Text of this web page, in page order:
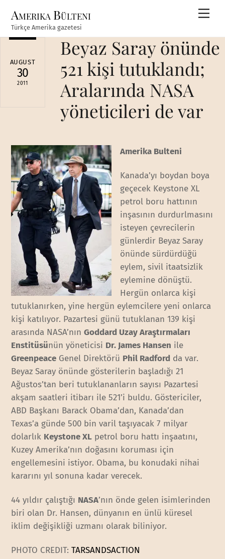
content
Amerika Bülteni
Türkçe Amerika gazetesi
AUGUST
30
2011
Beyaz Saray önünde
521 kişi tutuklandı;
Aralarında NASA
yöneticileri de var
Amerika Bulteni
Kanada’yı boydan boya
geçecek Keystone XL
petrol boru hattının
inşasının durdurlmasını
isteyen çevrecilerin
günlerdir Beyaz Saray
önünde sürdürdüğü
eylem, sivil itaatsizlik
eylemine dönüştü.
Hergün onlarca kişi
tutuklanırken, yine hergün eylemcilere yeni onlarca
kişi katılıyor. Pazartesi günü tutuklanan 139 kişi
arasında NASA’nınGoddard Uzay Araştırmaları
Enstitüsünün yöneticisi Dr. James Hansen ile
Greenpeace Genel Direktörü Phil Radford da var.
Beyaz Saray önünde gösterilerin başladığı 21
Ağustos’tan beri tutuklananların sayısı Pazartesi
akşam saatleri itibarı ile 521’i buldu. Göstericiler,
ABD Başkanı Barack Obama’dan, Kanada’dan
Texas’a günde 500 bin varil taşıyacak 7 milyar
dolarlık Keystone XL petrol boru hattı inşaatını,
Kuzey Amerika’nın doğasını koruması için
engellemesini istiyor. Obama, bu konudaki nihai
kararını yıl sonuna kadar verecek.
44 yıldır çalıştığı NASA’nın önde gelen isimlerinden
biri olan Dr. Hansen, dünyanın en ünlü küresel
iklim değişikliği uzmanı olarak biliniyor.
PHOTO CREDIT:TARSANDSACTION